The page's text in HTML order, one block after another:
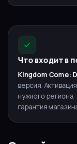
Что входит в
Kingdom Come:
версия.
нужного
гарантия